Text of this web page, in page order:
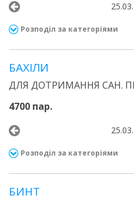
Розподіл за категоріями
БАХІЛИ
ДЛЯ ДОТРИМАННЯ САН.
4700 пар.
Розподіл за категоріями
БИНТ